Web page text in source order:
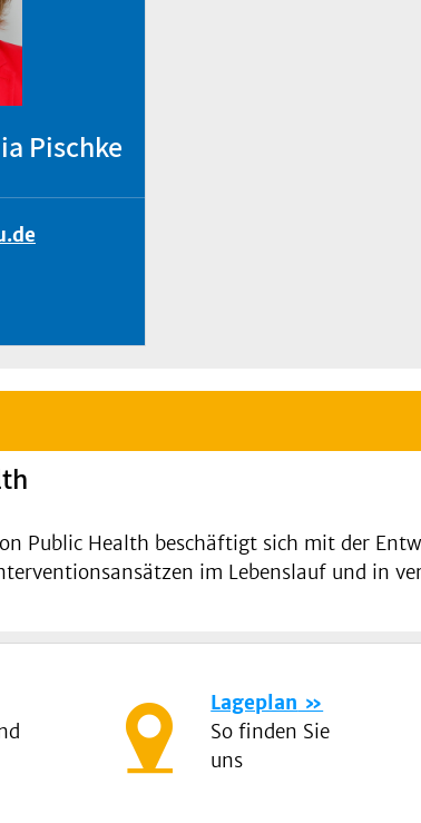
Pischke
Public Health beschäftigt sich mit der
im Lebenslauf und in
Lageplan
So finden Sie
uns